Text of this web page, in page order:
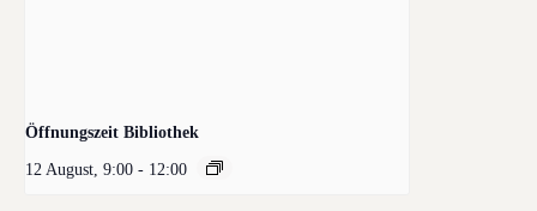
Öffnungszeit Bibliothek
12 August, 9:00 - 12:00